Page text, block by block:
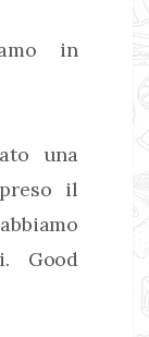
in
una
il
Good